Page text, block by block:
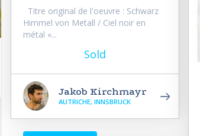
Titre original de l'oeuvre : Schwarz
Himmel von Metall / Ciel noir en
métal «...
Sold
Jakob Kirchmayr
AUTRICHE, INNSBRUCK